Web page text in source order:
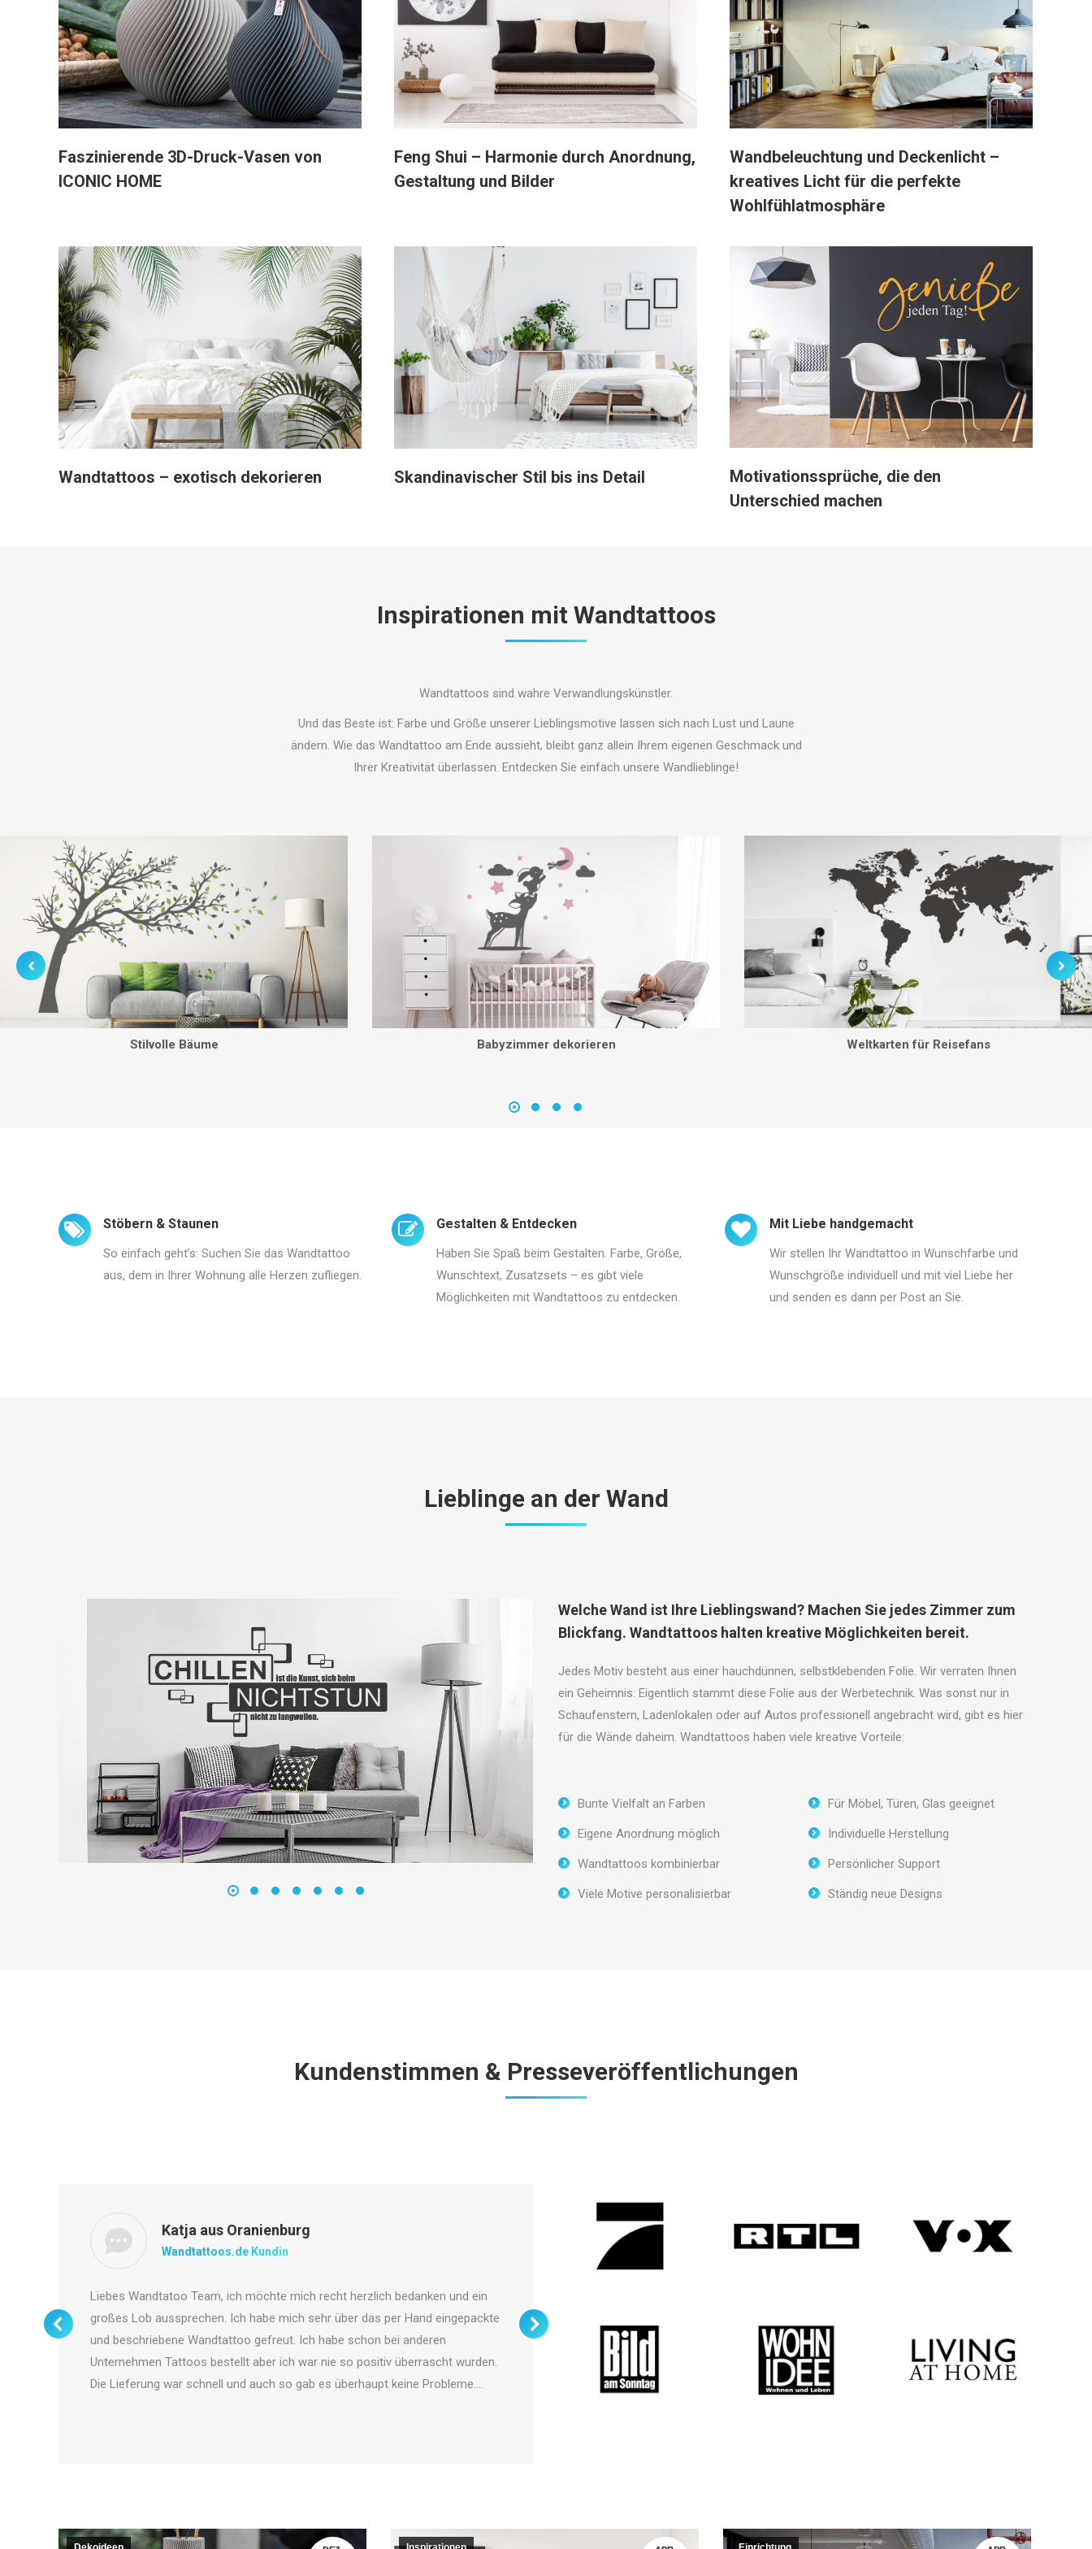
Faszinierende 3D-Druck-Vasen von
ICONIC HOME
Feng Shui – Harmonie durch Anordnung,
Gestaltung und Bilder
Wandbeleuchtung und Deckenlicht –
kreatives Licht für die perfekte
Wohlfühlatmosphäre
Wandtattoos – exotisch dekorieren Skandinavischer Stil bis ins Detail
Motivationssprüche, die den
Unterschied machen
Inspirationen mit Wandtattoos
Wandtattoos sind wahre Verwandlungskünstler.
Und das Beste ist: Farbe und Größe unserer Lieblingsmotive lassen sich nach Lust und Laune
ändern. Wie das Wandtattoo am Ende aussieht, bleibt ganz allein Ihrem eigenen Geschmack und
Ihrer Kreativität überlassen. Entdecken Sie einfach unsere Wandlieblinge!
Stilvolle Bäume Babyzimmer dekorieren Weltkarten für Reisefans
Stöbern & Staunen
So einfach geht’s: Suchen Sie das Wandtattoo
aus, dem in Ihrer Wohnung alle Herzen zufliegen.
Gestalten & Entdecken
Haben Sie Spaß beim Gestalten. Farbe, Größe,
Wunschtext, Zusatzsets – es gibt viele
Möglichkeiten mit Wandtattoos zu entdecken.
Mit Liebe handgemacht
Wir stellen Ihr Wandtattoo in Wunschfarbe und
Wunschgröße individuell und mit viel Liebe her
und senden es dann per Post an Sie.
Lieblinge an der Wand
Welche Wand ist Ihre Lieblingswand? Machen Sie jedes Zimmer zum
Blickfang. Wandtattoos halten kreative Möglichkeiten bereit.
Jedes Motiv besteht aus einer hauchdünnen, selbstklebenden Folie. Wir verraten Ihnen
ein Geheimnis: Eigentlich stammt diese Folie aus der Werbetechnik. Was sonst nur in
Schaufenstern, Ladenlokalen oder auf Autos professionell angebracht wird, gibt es hier
für die Wände daheim. Wandtattoos haben viele kreative Vorteile:
Bunte Vielfalt an Farben
Eigene Anordnung möglich
Wandtattoos kombinierbar
Viele Motive personalisierbar
Für Möbel, Türen, Glas geeignet
Individuelle Herstellung
Persönlicher Support
Ständig neue Designs
Kundenstimmen & Presseveröffentlichungen
Katja aus Oranienburg
Wandtattoos.de Kundin
Liebes Wandtatoo Team, ich möchte mich recht herzlich bedanken und ein
großes Lob aussprechen. Ich habe mich sehr über das per Hand eingepackte
und beschriebene Wandtattoo gefreut. Ich habe schon bei anderen
Unternehmen Tattoos bestellt aber ich war nie so positiv überrascht wurden.
Die Lieferung war schnell und auch so gab es überhaupt keine Probleme.…
Frank aus Neustadt
Wandtattoos.de Kunde
freut. Ich habe bei Euch ein Wandtattoo bestellt und war schon beim
aussuchen sehr angetan, von der sehr übersichtlichen Homepage und der
großen Auswahl! Kurz darauf kam auch schon die…